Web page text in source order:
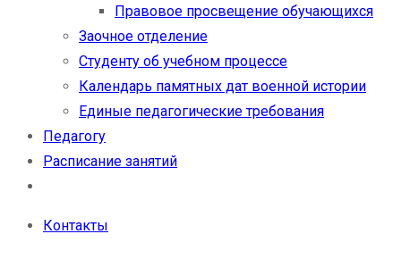
Правовое просвещение обучающихся
Заочное отделение
Студенту об учебном процессе
Календарь памятных дат военной истории
Единые педагогические требования
Педагогу
Расписание занятий
Контакты